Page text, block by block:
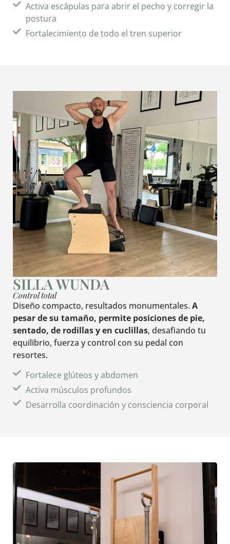
Activa escápulas para abrir el pecho y corregir la
postura
Fortalecimiento de todo el tren superior
SILLA WUNDA
Control total
Diseño compacto, resultados monumentales. A
pesar de su tamaño, permite posiciones de pie,
sentado, de rodillas y en cuclillas, desafiando tu
equilibrio, fuerza y control con su pedal con
resortes.
Fortalece glúteos y abdomen
Activa músculos profundos
Desarrolla coordinación y consciencia corporal